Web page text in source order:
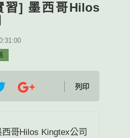
習] 墨西哥Hilos
列印
西哥Hilos Kingtex公司